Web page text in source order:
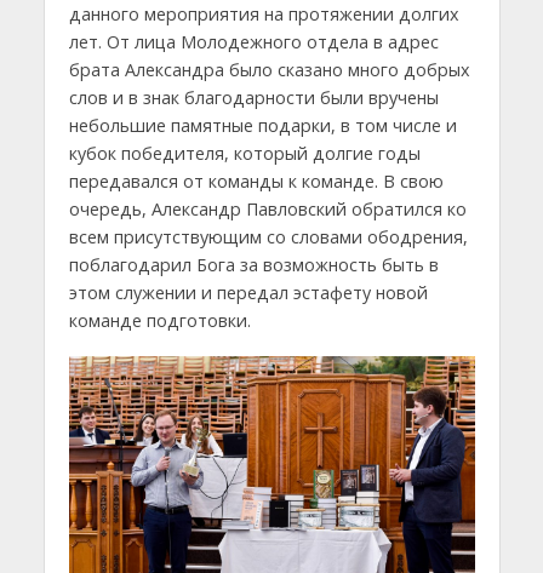
данного мероприятия на протяжении долгих
лет. От лица Молодежного отдела в адрес
брата Александра было сказано много добрых
слов и в знак благодарности были вручены
небольшие памятные подарки, в том числе и
кубок победителя, который долгие годы
передавался от команды к команде. В свою
очередь, Александр Павловский обратился ко
всем присутствующим со словами ободрения,
поблагодарил Бога за возможность быть в
этом служении и передал эстафету новой
команде подготовки.